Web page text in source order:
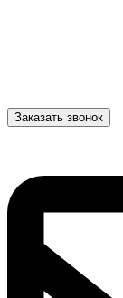
Заказать звонок